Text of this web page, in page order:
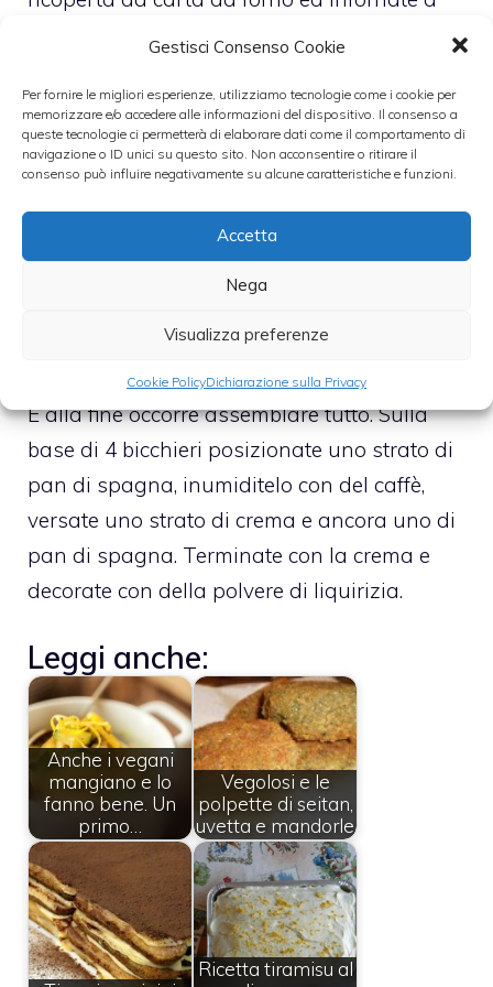
Gestisci Consenso Cookie
Per fornire le migliori esperienze, utilizziamo tecnologie come i cookie per
memorizzare e/o accedere alle informazioni del dispositivo. Il consenso a
queste tecnologie ci permetterà di elaborare dati come il comportamento di
navigazione o ID unici su questo sito. Non acconsentire o ritirare il
consenso può influire negativamente su alcune caratteristiche e funzioni.
Accetta
Nega
Visualizza preferenze
Cookie PolicyDichiarazione sulla Privacy
Poi si passa allapreparazione della crema.
Per preparare la crema del tiramisù
mescolate l’amasake, la crema di mandorle,
il malto e la panna di soia. Lasciate riposare
in frigorifero almeno 30 minuti. Nel
E alla fine occorre assemblare tutto. Sulla
base di 4 bicchieri posizionate uno strato di
pan di spagna, inumiditelo con del caffè,
versate uno strato di crema e ancora uno di
pan di spagna. Terminate con la crema e
decorate con della polvere di liquirizia.
Leggi anche:
Anche i vegani
mangiano e lo
fanno bene. Un
primo…
Vegolosi e le
polpette di seitan,
uvetta e mandorle
Ricetta tiramisu al